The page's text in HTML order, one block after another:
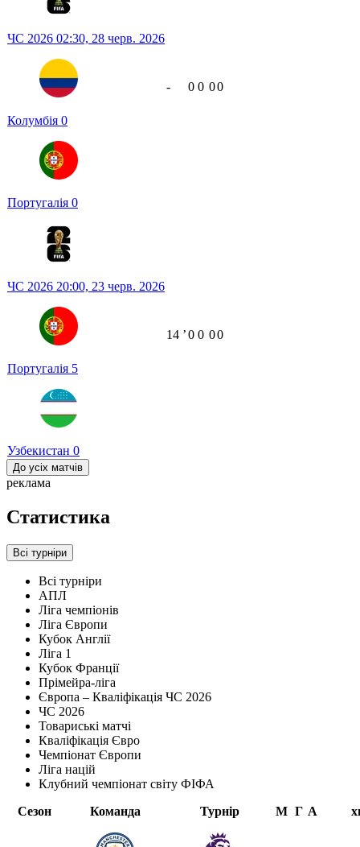
ЧС 2026 02:30, 28 черв. 2026
Колумбія 0
Португалія 0
- 0 0 00
ЧС 2026 20:00, 23 черв. 2026
Португалія 5
Узбекистан 0
14 ʼ0 0 00
До усіх матчів
реклама
Статистика
Всі турніри
Всі турніри
АПЛ
Ліга чемпіонів
Ліга Європи
Кубок Англії
Ліга 1
Кубок Франції
Прімейра-ліга
Європа – Кваліфікація ЧС 2026
ЧС 2026
Товариські матчі
Кваліфікація Євро
Чемпіонат Європи
Ліга націй
Клубний чемпіонат світу ФІФА
Сезон
Команда Турнір М Г А